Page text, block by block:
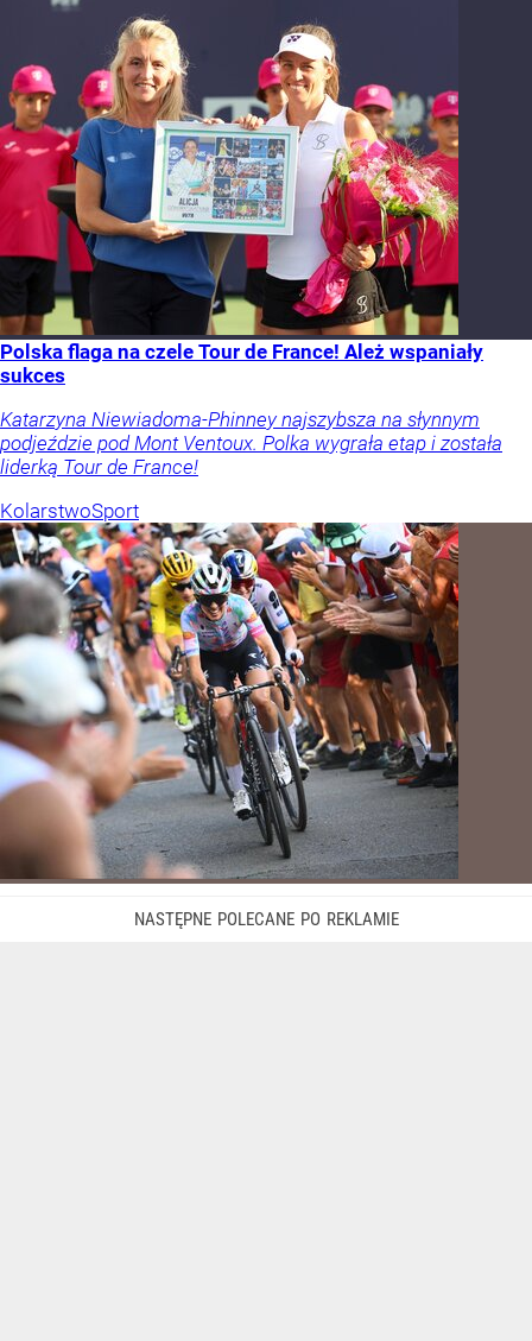
Polska flaga na czele Tour de France! Ależ wspaniały
sukces
Katarzyna Niewiadoma-Phinney najszybsza na słynnym
podjeździe pod Mont Ventoux. Polka wygrała etap i została
liderką Tour de France!
KolarstwoSport